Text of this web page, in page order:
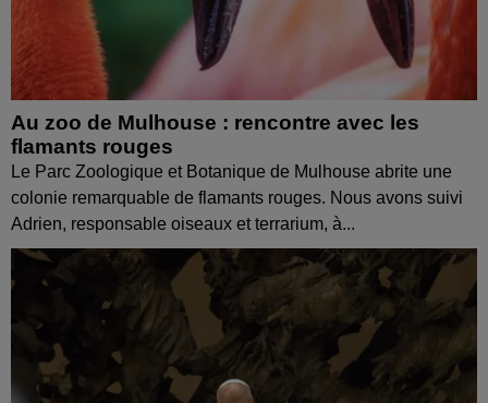
Au zoo de Mulhouse : rencontre avec les
flamants rouges
Le Parc Zoologique et Botanique de Mulhouse abrite une
colonie remarquable de flamants rouges. Nous avons suivi
Adrien, responsable oiseaux et terrarium, à...